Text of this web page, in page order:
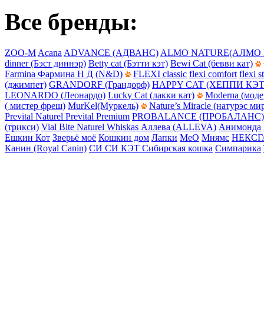
Все бренды:
ZOO-M Acana ADVANCE (АДВАНС) ALMO
dinner (Бэст диннэр) Betty cat (Бэтти кэт) Bewi Cat (бевви кат)
Farmina Фармина Н Д (N&D)
FLEXI classic flexi comfort flexi
(джимпет) GRANDORF (Грандорф) HAPPY CAT (ХЕППИ
LEONARDO (Леонардо) Lucky Cat (лакки кат)
Moderna
( мистер фреш) MurKel(Муркель)
Nature’s Miracle (натурэс
Prevital Naturel Prevital Premium PROBALANCE (ПРОБАЛАНС)
(трикси) Vial Bite Naturel Whiskas Аллева (ALLEVA) Анимонда
Ешкин Кот Зверьё моё Кошкин дом Лапки МеО Мнямс
Канин (Royal Canin) СИ СИ КЭТ Сибирская кошка Симпарика